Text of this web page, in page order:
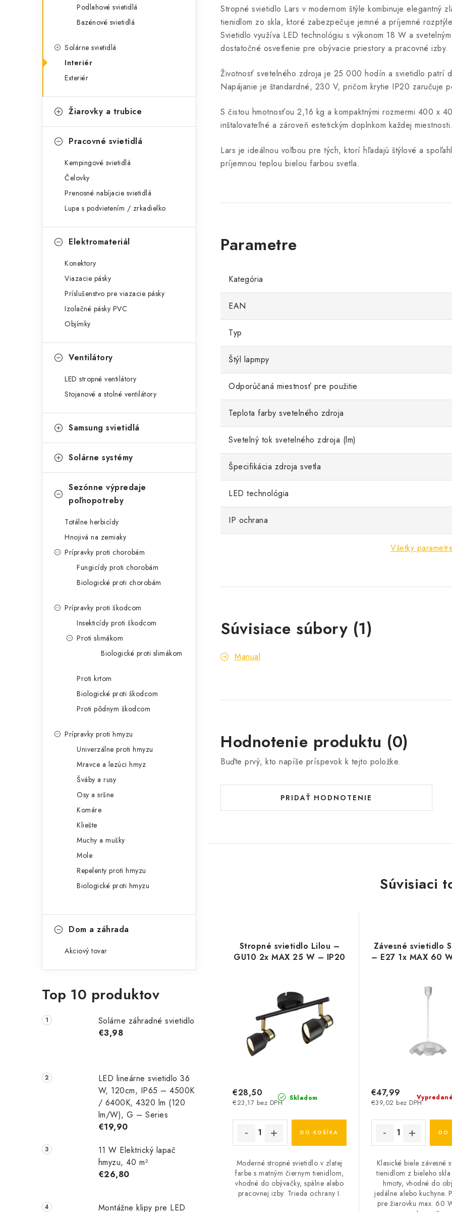
Podlahové svietidlá
Bazénové svietidlá
Solárne svietidlá
Interiér
Exteriér
Žiarovky a trubice
Pracovné svietidlá
Kempingové svietidlá
Čelovky
Prenosné nabíjacie svietidlá
Lupa s podvietením / zrkadielko
Elektromateriál
Konektory
Viazacie pásky
Príslušenstvo pre viazacie pásky
Izolačné pásky PVC
Objímky
Ventilátory
LED stropné ventilátory
Stojanové a stolné ventilátory
Samsung svietidlá
Solárne systémy
Sezónne výpredaje
poľnopotreby
Totálne herbicídy
Hnojivá na zemiaky
Prípravky proti chorobám
Fungicídy proti chorobám
Biologické proti chorobám
Prípravky proti škodcom
Insekticídy proti škodcom
Proti slimákom
Biologické proti slimákom
Proti krtom
Biologické proti škodcom
Proti pôdnym škodcom
Prípravky proti hmyzu
Univerzálne proti hmyzu
Mravce a lezúci hmyz
Šváby a rusy
Osy a sršne
Komáre
Kliešte
Muchy a mušky
Mole
Repelenty proti hmyzu
Biologické proti hmyzu
Dom a záhrada
Akciový tovar
Top 10 produktov
Solárne záhradné svietidlo
€3,98
LED lineárne svietidlo 36
W, 120cm, IP65 – 4500K
/ 6400K, 4320 lm (120
lm/W), G – Series
€19,90
11 W Elektrický lapač
hmyzu, 40 m²
€26,80
Montážne klipy pre LED
Stropné svietidlo Lars v modernom štýle kombinuje elegantný
tienidlom zo skla, ktoré zabezpečuje jemné a príjemné
Svietidlo využíva LED technológiu s výkonom 18 W a
dostatočné osvetlenie pre obývacie priestory a pracovné izby.
Životnosť svetelného zdroja je 25 000 hodín a svietidlo patrí
Napájanie je štandardné, 230 V, pričom krytie IP20 zaručuje
S čistou hmotnosťou 2,16 kg a kompaktnými rozmermi 400 x
inštalovateľné a zároveň estetickým doplnkom každej
Lars je ideálnou voľbou pre tých, ktorí hľadajú štýlové a
príjemnou teplou bielou farbou svetla.
Kategória
EAN
Typ
Štýl lapmpy
Odporúčaná miestnosť pre použitie
Teplota farby svetelného zdroja
Svetelný tok svetelného zdroja (lm)
Špecifikácia zdroja svetla
LED technológia
IP ochrana
Všetky
Súvisiace súbory (1)
Manual
Hodnotenie produktu (0)
Buďte prvý, kto napíše príspevok k tejto položke.
PRIDAŤ HODNOTENIE
Súvisiaci
Stropné svietidlo Lilou –
GU10 2x MAX 25 W – IP20
Skladom
€23,17 bez DPH
€28,50
DO KOŠÍKA
Moderné stropné svietidlo v zlatej
farbe s matným čiernym tienidlom,
vhodné do obývačky, spálne alebo
pracovnej izby. Trieda ochrany I.
Závesné svietidlo
– E27 1x MAX 60
€39,02 bez DPH
€47,99
DO
Klasické biele závesné
tienidlom z bieleho
hmoty, vhodné do
jedálne alebo kuchyne.
pre žiarovku max. 60